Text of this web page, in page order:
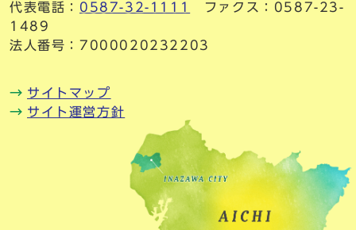
代表電話： 0587-32-1111
ファクス：0587-23-
1489
法人番号：7000020232203
サイトマップ
サイト運営方針